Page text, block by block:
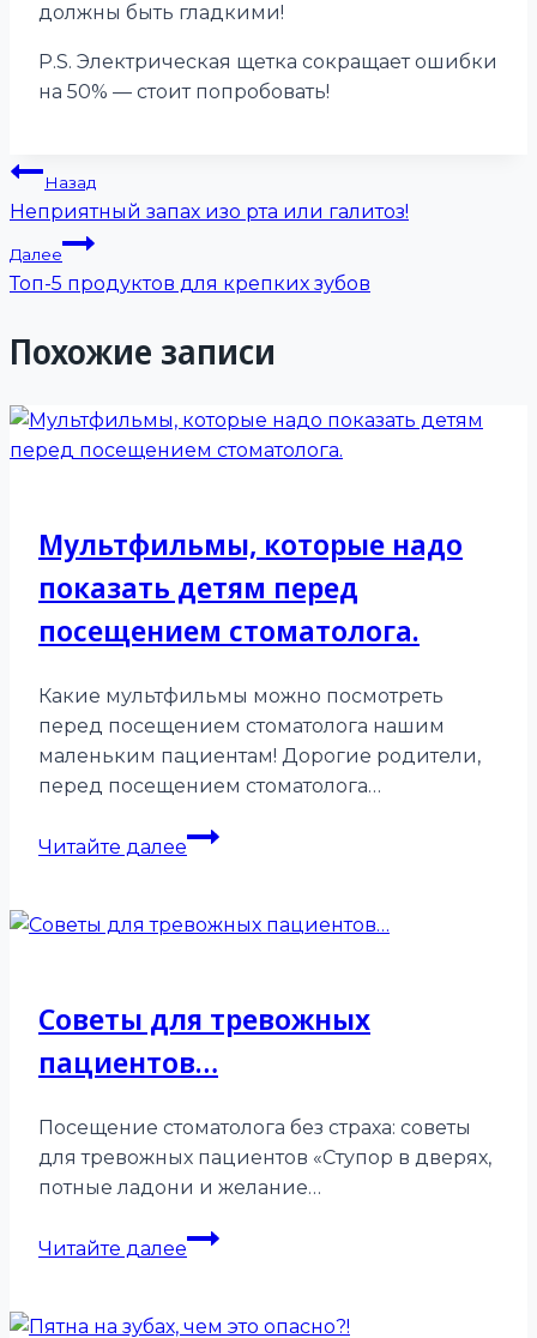
должны быть гладкими!
P.S. Электрическая щетка сокращает ошибки
на 50% — стоит попробовать!
Навигация
по
записям
Назад
Неприятный запах изо рта или галитоз!
Далее
Топ-5 продуктов для крепких зубов
Похожие записи
Мультфильмы, которые надо
показать детям перед
посещением стоматолога.
Какие мультфильмы можно посмотреть
перед посещением стоматолога нашим
маленьким пациентам! Дорогие родители,
перед посещением стоматолога…
Читайте далее
Мультфильмы,
которые
показать
посещением
стоматолога.
Советы для тревожных
пациентов…
Посещение стоматолога без страха: советы
для тревожных пациентов «Ступор в дверях,
потные ладони и желание…
Читайте далее
Советы
для
пациентов…